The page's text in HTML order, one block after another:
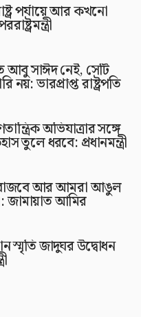
পর্যায়ে আর কখনো
আবু সাঈদ নেই, সেটি
ভারপ্রাপ্ত রাষ্ট্রপতি
অভিযাত্রার সঙ্গে
তুলে ধরবে: প্রধানমন্ত্রী
বাজবে আর আমরা আঙুল
জামায়াত আমির
স্মৃতি জাদুঘর উদ্বোধন